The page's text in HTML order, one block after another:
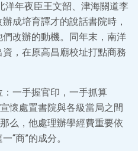
洋年夜臣王文韶、津海關道李
成培育譯才的說話書院時，
改辦的動機。同年末，南洋
，在原高昌廟校址打點商務
一手握官印，一手抓算
懷處置書院與各級當局之間
么，他處理辦學經費重要依
“商”的成分。